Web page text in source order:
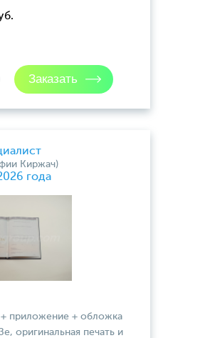
Киржач)
года
приложение + обложка
оригинальная печать и